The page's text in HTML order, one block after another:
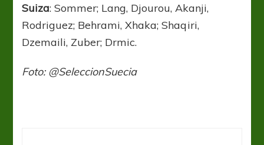
Suiza: Sommer; Lang, Djourou, Akanji,
Rodriguez; Behrami, Xhaka; Shaqiri,
Dzemaili, Zuber; Drmic.
Foto: @SeleccionSuecia